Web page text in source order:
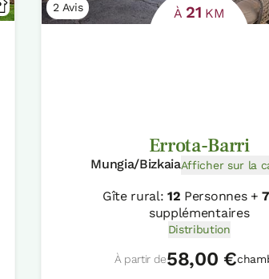
2 Avis À 21 KM
Errota-Barri
Mungia/BizkaiaAfficher sur la
Gîte rural:12 Personnes +7
supplémentaires
Distribution
À partir de58,00 €